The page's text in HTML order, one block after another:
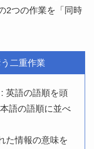
2つの作業を「同時
二重作業
: 英語の語順を頭
語の語順に並べ
た情報の意味を